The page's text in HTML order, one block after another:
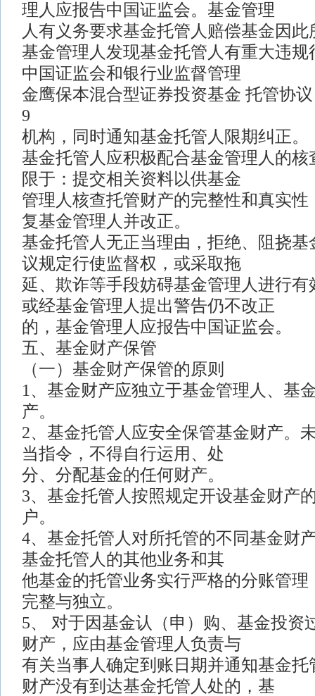
理人应报告中国证监会。基金管理
人有义务要求基金托管人赔偿基金因
基金管理人发现基金托管人有重大违规
中国证监会和银行业监督管理
金鹰保本混合型证券投资基金 托管协议
9
机构，同时通知基金托管人限期纠正。
基金托管人应积极配合基金管理人的核
限于：提交相关资料以供基金
管理人核查托管财产的完整性和真实性
复基金管理人并改正。
基金托管人无正当理由，拒绝、阻挠基
议规定行使监督权，或采取拖
延、欺诈等手段妨碍基金管理人进行有
或经基金管理人提出警告仍不改正
的，基金管理人应报告中国证监会。
五、基金财产保管
（一）基金财产保管的原则
1、基金财产应独立于基金管理人、基
产。
2、基金托管人应安全保管基金财产。
当指令，不得自行运用、处
分、分配基金的任何财产。
3、基金托管人按照规定开设基金财产
户。
4、基金托管人对所托管的不同基金财
基金托管人的其他业务和其
他基金的托管业务实行严格的分账管理
完整与独立。
5、 对于因基金认（申）购、基金投资
财产，应由基金管理人负责与
有关当事人确定到账日期并通知基金托
财产没有到达基金托管人处的，基